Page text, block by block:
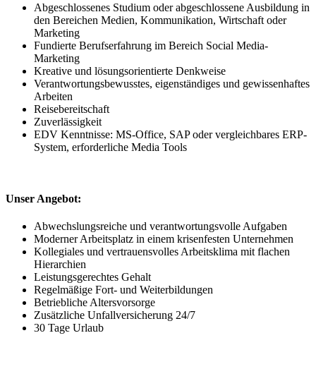
Abgeschlossenes Studium oder abgeschlossene Ausbildung in
den Bereichen Medien, Kommunikation, Wirtschaft oder
Marketing
Fundierte Berufserfahrung im Bereich Social Media-
Marketing
Kreative und lösungsorientierte Denkweise
Verantwortungsbewusstes, eigenständiges und gewissenhaftes
Arbeiten
Reisebereitschaft
Zuverlässigkeit
EDV Kenntnisse: MS-Office, SAP oder vergleichbares ERP-
System, erforderliche Media Tools
Unser Angebot:
Abwechslungsreiche und verantwortungsvolle Aufgaben
Moderner Arbeitsplatz in einem krisenfesten Unternehmen
Kollegiales und vertrauensvolles Arbeitsklima mit flachen
Hierarchien
Leistungsgerechtes Gehalt
Regelmäßige Fort- und Weiterbildungen
Betriebliche Altersvorsorge
Zusätzliche Unfallversicherung 24/7
30 Tage Urlaub